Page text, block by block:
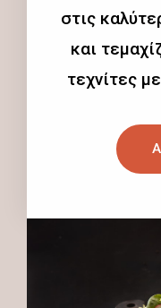
στις
και
τεχνίτες